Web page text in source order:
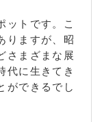
ットです。こ
りますが、昭
さまざまな展
代に生きてき
ができるでし